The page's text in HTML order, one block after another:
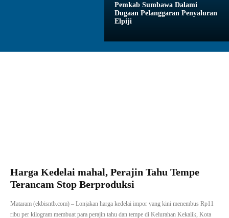
Pemkab Sumbawa Dalami
Dugaan Pelanggaran Penyaluran
Elpiji
Harga Kedelai mahal, Perajin Tahu Tempe
Terancam Stop Berproduksi
Mataram (ekbisntb.com) – Lonjakan harga kedelai impor yang kini menembus Rp11
ribu per kilogram membuat para perajin tahu dan tempe di Kelurahan Kekalik, Kota